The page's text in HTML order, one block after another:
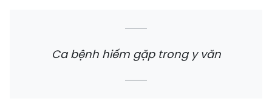
Ca bệnh hiếm gặp trong y văn